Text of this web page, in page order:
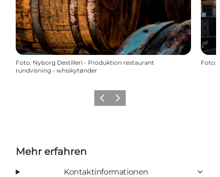
Foto: Nyborg Destilleri - Produktion restaurant
rundvisning - whiskytønder
Foto:
ZurückWeiter
Mehr erfahren
Kontaktinformationen